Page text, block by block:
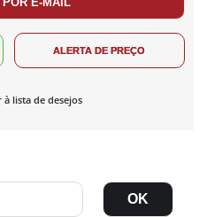
à lista de desejos